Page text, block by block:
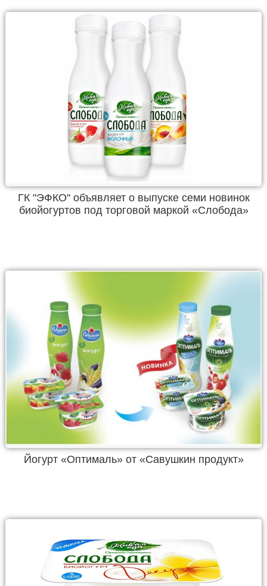
ГК "ЭФКО" объявляет о выпуске семи новинок
биойогуртов под торговой маркой «Слобода»
Йогурт «Оптималь» от «Савушкин продукт»